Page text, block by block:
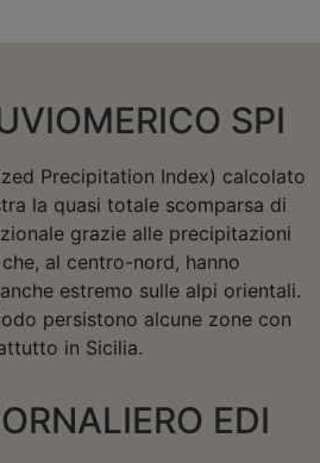
SPI
Precipitation Index) calcolato
la quasi totale scomparsa di
grazie alle precipitazioni
al centro-nord, hanno
estremo sulle alpi orientali.
persistono alcune zone con
in Sicilia.
EDI